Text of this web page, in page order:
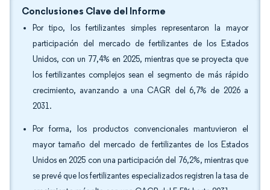
Conclusiones Clave del Informe
Por tipo, los fertilizantes simples representaron la mayor
participación del mercado de fertilizantes de los Estados
Unidos, con un 77,4% en 2025, mientras que se proyecta que
los fertilizantes complejos sean el segmento de más rápido
crecimiento, avanzando a una CAGR del 6,7% de 2026 a
2031.
Por forma, los productos convencionales mantuvieron el
mayor tamaño del mercado de fertilizantes de los Estados
Unidos en 2025 con una participación del 76,2%, mientras que
se prevé que los fertilizantes especializados registren la tasa de